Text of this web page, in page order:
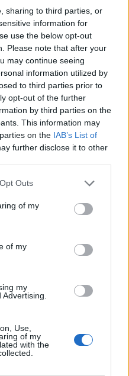
sharing to third parties, or
information for
use the below opt-out
Please note that after your
may continue seeing
information utilized by
to third parties prior to
opt-out of the further
by third parties on the
This information may
on the IAB’s List of
further disclose it to other
uses one or more Google
You may click to
and its third-party tags to
purposes in below Google
Outs
of my
of my
my
Use,
of my
with the
di finanziamenti da
nell’aumento nel
contribuendo a un
selettività del
con formazione
a Palazzo
di mercati e
e investimenti. In
editoriali attente alla